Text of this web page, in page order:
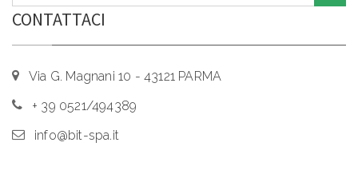
CONTATTACI
Via G. Magnani 10 - 43121 PARMA
+ 39 0521/494389
info@bit-spa.it